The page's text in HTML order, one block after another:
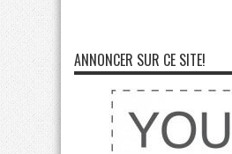
ANNONCER SUR CE SITE!